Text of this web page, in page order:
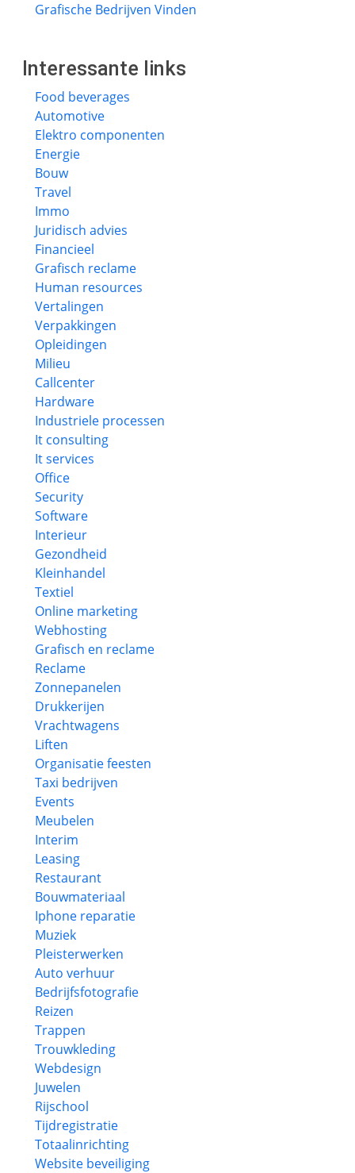
Grafische Bedrijven Vinden
Interessante links
Food beverages
Automotive
Elektro componenten
Energie
Bouw
Travel
Immo
Juridisch advies
Financieel
Grafisch reclame
Human resources
Vertalingen
Verpakkingen
Opleidingen
Milieu
Callcenter
Hardware
Industriele processen
It consulting
It services
Office
Security
Software
Interieur
Gezondheid
Kleinhandel
Textiel
Online marketing
Webhosting
Grafisch en reclame
Reclame
Zonnepanelen
Drukkerijen
Vrachtwagens
Liften
Organisatie feesten
Taxi bedrijven
Events
Meubelen
Interim
Leasing
Restaurant
Bouwmateriaal
Iphone reparatie
Muziek
Pleisterwerken
Auto verhuur
Bedrijfsfotografie
Reizen
Trappen
Trouwkleding
Webdesign
Juwelen
Rijschool
Tijdregistratie
Totaalinrichting
Website beveiliging